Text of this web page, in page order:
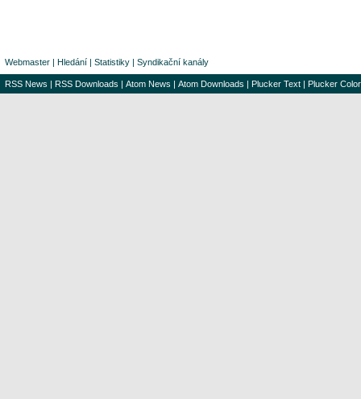
Webmaster | Hledání | Statistiky | Syndikační kanály
RSS News | RSS Downloads | Atom News | Atom Downloads | Plucker Text | Plucker Color